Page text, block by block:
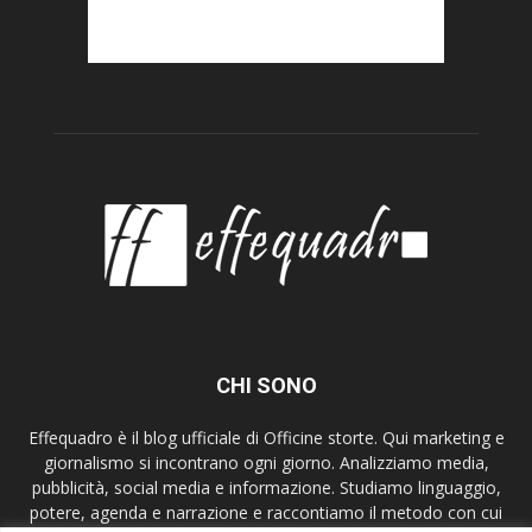
CHI SONO
Effequadro è il blog ufficiale di Officine storte. Qui marketing e
giornalismo si incontrano ogni giorno. Analizziamo media,
pubblicità, social media e informazione. Studiamo linguaggio,
potere, agenda e narrazione e raccontiamo il metodo con cui